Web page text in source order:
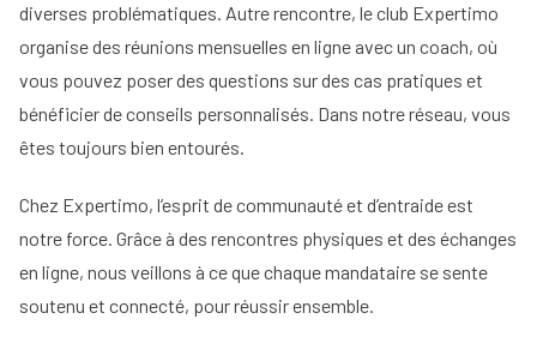
diverses problématiques. Autre rencontre, le club Expertimo
organise des réunions mensuelles en ligne avec un coach, où
vous pouvez poser des questions sur des cas pratiques et
bénéficier de conseils personnalisés. Dans notre réseau, vous
êtes toujours bien entourés.
Chez Expertimo, l’esprit de communauté et d’entraide est
notre force. Grâce à des rencontres physiques et des échanges
en ligne, nous veillons à ce que chaque mandataire se sente
soutenu et connecté, pour réussir ensemble.